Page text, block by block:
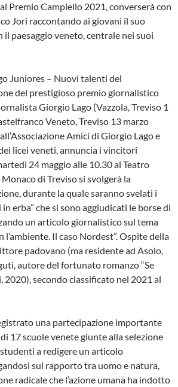
Premio Campiello 2021, converserà con
Jori raccontando ai giovani il suo
il paesaggio veneto, centrale nei suoi
Juniores – Nuovi talenti del
del prestigioso premio giornalistico
Giorgio Lago (Vazzola, Treviso 1
Veneto, Treviso 13 marzo
Amici di Giorgio Lago e
licei veneti, annuncia i vincitori
24 maggio alle 10.30 al Teatro
di Treviso si svolgerà la
durante la quale saranno svelati i
erba” che si sono aggiudicati le borse di
un articolo giornalistico sul tema
l’ambiente. Il caso Nordest”. Ospite della
padovano (ma residente ad Asolo,
autore del fortunato romanzo “Se
2020), secondo classificato nel 2021 al
una partecipazione importante
17 scuole venete giunte alla selezione
a redigere un articolo
sul rapporto tra uomo e natura,
radicale che l’azione umana ha indotto